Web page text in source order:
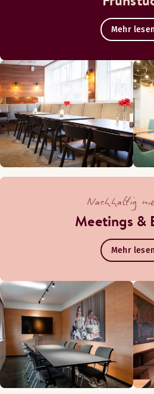
Mehr
Nachhaltig
Meetings &
Mehr